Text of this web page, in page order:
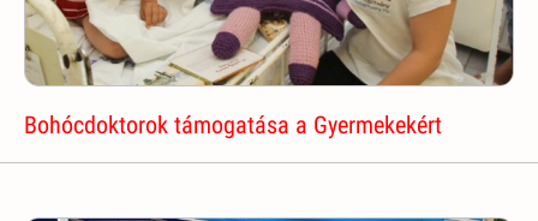
Bohócdoktorok támogatása a Gyermekekért